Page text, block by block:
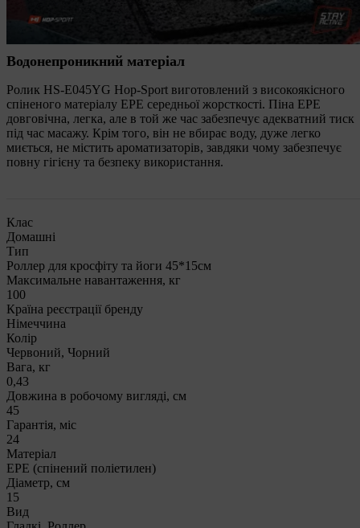
Водонепроникний матеріал
Ролик HS-E045YG Hop-Sport виготовлений з високоякісного
спіненого матеріалу EPE середньої жорсткості. Піна EPE
довговічна, легка, але в той же час забезпечує адекватний тиск
під час масажу. Крім того, він не вбирає воду, дуже легко
миється, не містить ароматизаторів, завдяки чому забезпечує
повну гігієну та безпеку використання.
Клас
Домашні
Тип
Роллер для кросфіту та йоги 45*15см
Максимальне навантаження, кг
100
Країна реєстрації бренду
Німеччина
Колір
Червоний, Чорний
Вага, кг
0,43
Довжина в робочому вигляді, см
45
Гарантія, міс
24
Матеріал
EPE (спінений поліетилен)
Діаметр, см
15
Вид